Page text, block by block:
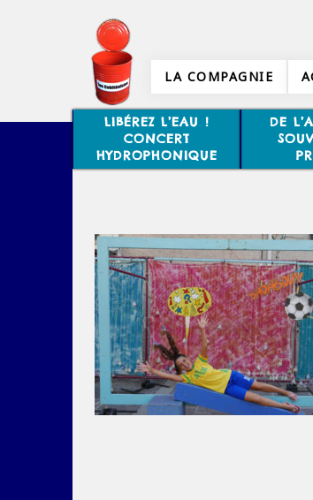
LA COMPAGNIE
LIBÉREZ L’EAU !
CONCERT
HYDROPHONIQUE
DE